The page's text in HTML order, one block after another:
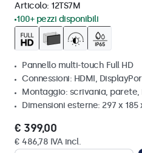
Articolo: 12TS7M
100+ pezzi disponibili
Pannello multi-touch Full HD
Connessioni: HDMI,
Montaggio: scrivania, parete,
Dimensioni esterne: 297 x 185
€ 399,00
€ 486,78 IVA incl.